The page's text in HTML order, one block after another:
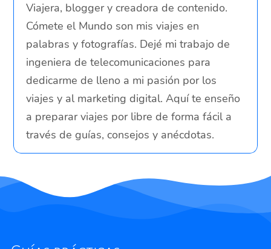
Viajera, blogger y creadora de contenido.
Cómete el Mundo son mis viajes en
palabras y fotografías. Dejé mi trabajo de
ingeniera de telecomunicaciones para
dedicarme de lleno a mi pasión por los
viajes y al marketing digital. Aquí te enseño
a preparar viajes por libre de forma fácil a
través de guías, consejos y anécdotas.